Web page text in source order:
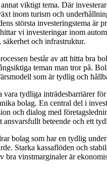
viktigt tema. Där
inom turism och
största investeringstema är
vi investeringar inom
och infrastruktur.
består av att hitta bra
teman man tror på.
som är tydlig och
vara tydliga inträdesbarriärer
bolag. En central del i
och dialog med
ansvarsfullt beteende och ett
bolag som har en tydlig
Starka kassaflöden och
bra vinstmarginaler är